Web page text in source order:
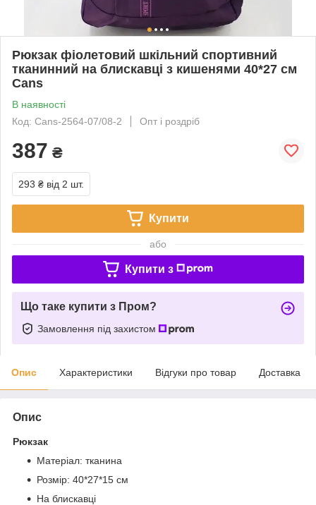
Рюкзак фіолетовий шкільний спортивний
тканинний на блискавці з кишенями 40*27 см
Cans
В наявності
Код: Cans-2564-07/08-2
Опт і роздріб
387 ₴
293 ₴ від 2 шт.
Купити
або
Купити з
Що таке купити з Пром?
Замовлення під захистом
Опис Характеристики Відгуки про товар Доставка
Опис
Рюкзак
Матеріал: тканина
Розмір: 40*27*15 см
На блискавці